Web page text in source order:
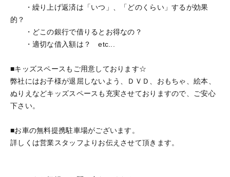
・繰り上げ返済は「いつ」、「どのくらい」するが効果
的？
・どこの銀行で借りるとお得なの？
・適切な借入額は？ etc...
■キッズスペースもご用意しております☆
弊社にはお子様が退屈しないよう、ＤＶＤ、おもちゃ、絵本、
ぬりえなどキッズスペースも充実させておりますので、ご安心
下さい。
■お車の無料提携駐車場がございます。
詳しくは営業スタッフよりお伝えさせて頂きます。